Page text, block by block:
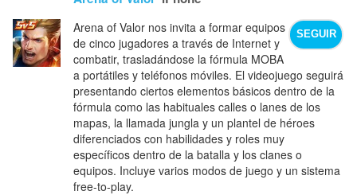
SEGUIR
Arena of Valor nos invita a formar equipos
de cinco jugadores a través de Internet y
combatir, trasladándose la fórmula MOBA
a portátiles y teléfonos móviles. El videojuego seguirá
presentando ciertos elementos básicos dentro de la
fórmula como las habituales calles o lanes de los
mapas, la llamada jungla y un plantel de héroes
diferenciados con habilidades y roles muy
específicos dentro de la batalla y los clanes o
equipos. Incluye varios modos de juego y un sistema
free-to-play.